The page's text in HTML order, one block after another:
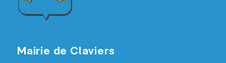
Mairie de Claviers